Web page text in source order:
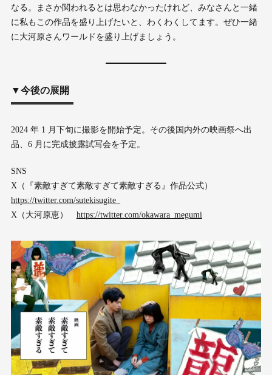
なる。まさか関われるとは思わなかったけれど、みなさんと一緒
に私もこの作品を盛り上げたいと、わくわくしてます。ぜひ一緒
に大河原さんワールドを盛り上げましょう。
▼今後の展開
2024 年 1 月下旬に撮影を開始予定。その後国内外の映画祭へ出
品、6 月に完成披露試写会を予定。
SNS
X（『素敵すぎて素敵すぎて素敵すぎる』作品公式）
https://twitter.com/sutekisugite_
X（大河原恵） https://twitter.com/okawara_megumi